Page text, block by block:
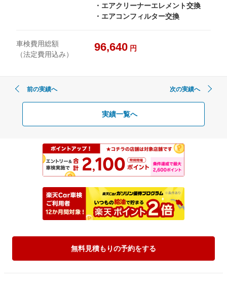
・エアクリーナーエレメント交換
・エアコンフィルター交換
車検費用総額
（法定費用込み）
96,640 円
前の実績へ 次の実績へ
実績一覧へ
無料見積もりの予約をする